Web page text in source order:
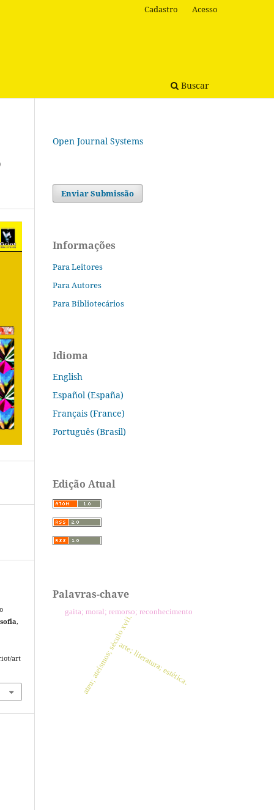
Buscar
Cadastro Acesso
,
art
Open Journal Systems
Enviar Submissão
Informações
Para Leitores
Para Autores
Para Bibliotecários
Idioma
English
Español (España)
Français (France)
Português (Brasil)
Edição Atual
Palavras-chave
arte; literatura; estética.
ateu; ateísmos; século xvii.
gaita; moral; remorso; reconhecimento